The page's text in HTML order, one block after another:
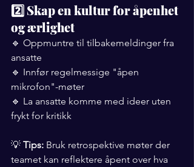
2️⃣ Skap en kultur for åpenhet
og ærlighet
🔹 Oppmuntre til tilbakemeldinger fra
ansatte
🔹 Innfør regelmessige "åpen
mikrofon"-møter
🔹 La ansatte komme med ideer uten
frykt for kritikk
💡 Tips: Bruk retrospektive møter der
teamet kan reflektere åpent over hva